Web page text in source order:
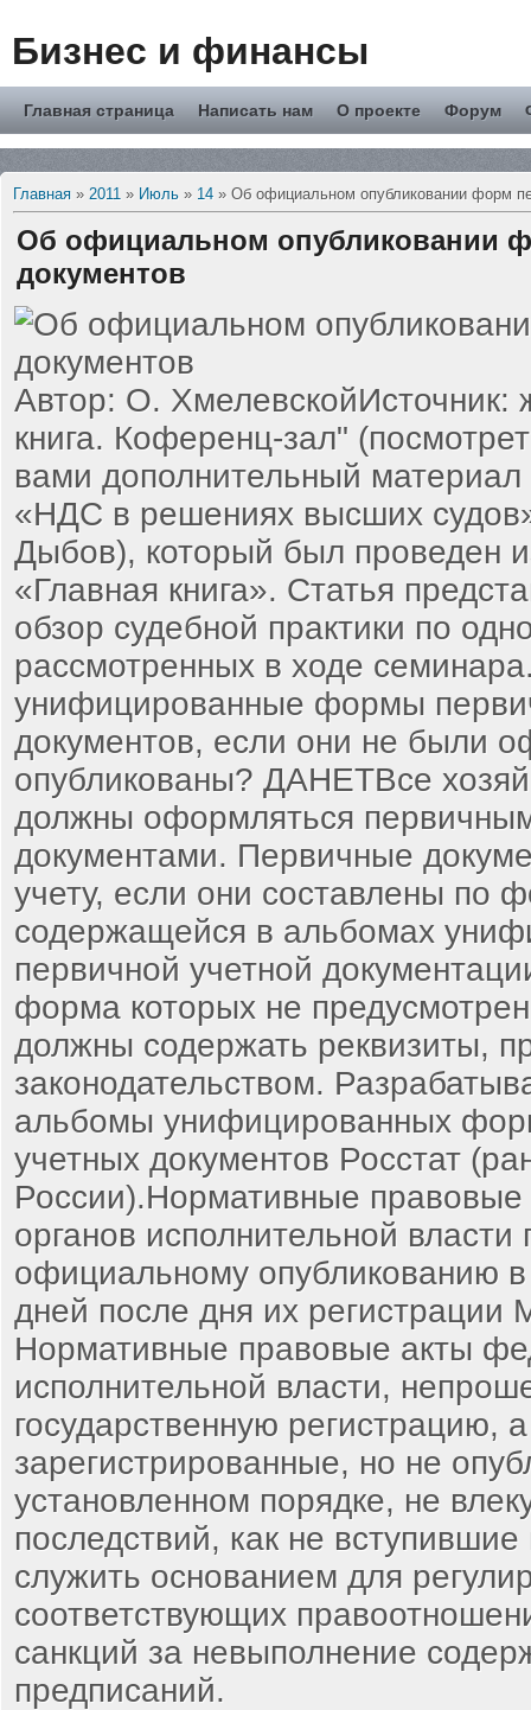
Бизнес и финансы
Главная страница Написать нам О проекте Форум
Главная » 2011 » Июль » 14 » Об официальном опубликовании форм
Об официальном опубликовании
документов
Автор: О. ХмелевскойИсточник:
книга. Коференц-зал"
вами дополнительный материал
«НДС в решениях высших
Дыбов), который был проведен
«Главная книга». Статья
обзор судебной практики по
рассмотренных в ходе
унифицированные формы
документов, если они не были
опубликованы? ДАНЕТВсе
должны оформляться
документами. Первичные
учету, если они составлены по
содержащейся в альбомах
первичной учетной
форма которых не
должны содержать реквизиты,
законодательством.
альбомы унифицированных
учетных документов Росстат
России).Нормативные
органов исполнительной власти
официальному опубликованию в
дней после дня их регистрации
Нормативные правовые акты
исполнительной власти,
государственную регистрацию,
зарегистрированные, но не
установленном порядке, не
последствий, как не вступившие
служить основанием для
соответствующих
санкций за невыполнение
предписаний.